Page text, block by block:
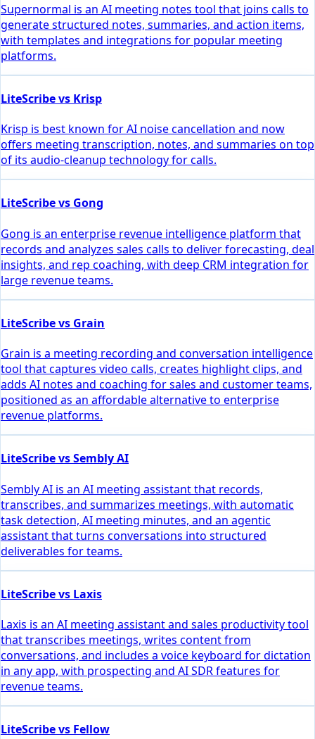
Supernormal is an AI meeting notes tool that joins calls to
generate structured notes, summaries, and action items,
with templates and integrations for popular meeting
platforms.
LiteScribe vs Krisp
Krisp is best known for AI noise cancellation and now
offers meeting transcription, notes, and summaries on top
of its audio-cleanup technology for calls.
LiteScribe vs Gong
Gong is an enterprise revenue intelligence platform that
records and analyzes sales calls to deliver forecasting, deal
insights, and rep coaching, with deep CRM integration for
large revenue teams.
LiteScribe vs Grain
Grain is a meeting recording and conversation intelligence
tool that captures video calls, creates highlight clips, and
adds AI notes and coaching for sales and customer teams,
positioned as an affordable alternative to enterprise
revenue platforms.
LiteScribe vs Sembly AI
Sembly AI is an AI meeting assistant that records,
transcribes, and summarizes meetings, with automatic
task detection, AI meeting minutes, and an agentic
assistant that turns conversations into structured
deliverables for teams.
LiteScribe vs Laxis
Laxis is an AI meeting assistant and sales productivity tool
that transcribes meetings, writes content from
conversations, and includes a voice keyboard for dictation
in any app, with prospecting and AI SDR features for
revenue teams.
LiteScribe vs Fellow